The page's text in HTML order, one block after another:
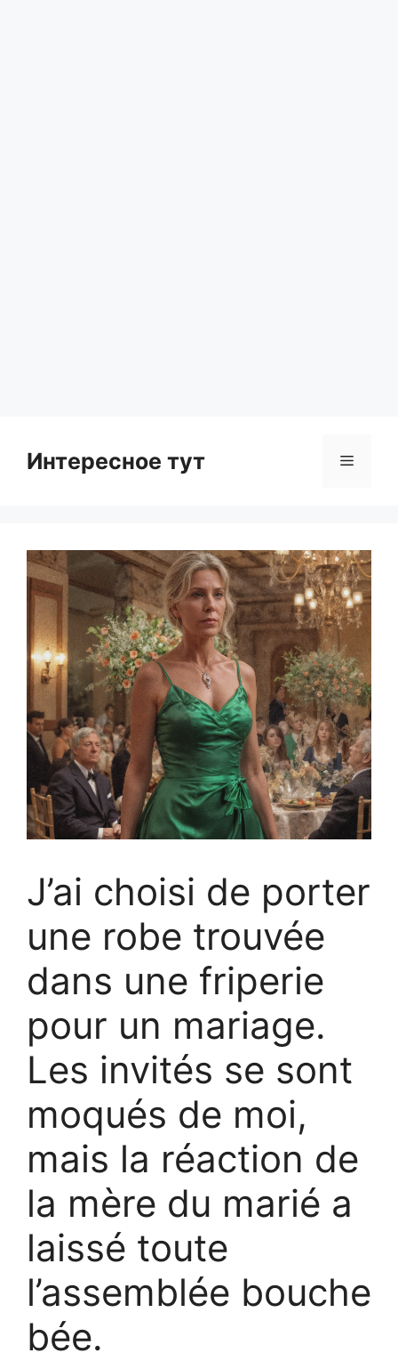
Интересное тут Menu
J’ai choisi de porter
une robe trouvée
dans une friperie
pour un mariage.
Les invités se sont
moqués de moi,
mais la réaction de
la mère du marié a
laissé toute
l’assemblée bouche
bée.